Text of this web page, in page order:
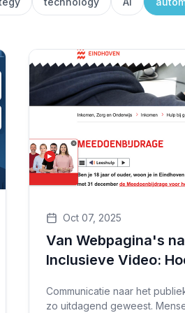
Oct 07, 2025
Van Webpagina's
Inclusieve Video:
Duidelijkheid en
Communicatie naar het
zo uitdagend geweest.